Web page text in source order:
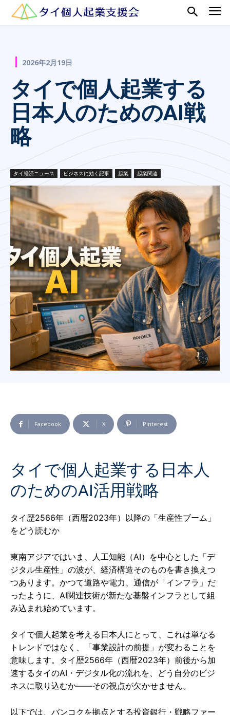
2026年2月19日
タイで個人起業する
日本人のためのAI戦
略
タイ経済ニュース ビジネスに効く記事 起業 起業関連
Facebook X Pinterest
タイで個人起業する日本人
のためのAI活用戦略
タイ歴2566年（西暦2023年）以降の「生産性ブーム」
をどう読むか
東南アジアではいま、人工知能（AI）を中心とした「デ
ジタル生産性」の波が、経済構造そのものを書き換えつ
つあります。かつて道路や電力、通信が「インフラ」だ
ったように、AI関連技術が新たな基盤インフラとして組
み込まれ始めています。
タイで個人起業を考える日本人にとって、これは単なる
トレンドではなく、「事業設計の前提」が変わることを
意味します。タイ歴2566年（西暦2023年）前後から加
速するタイのAI・デジタル化の流れを、どう自分のビジ
ネスに取り込むか——その視点が欠かせません。
以下では、バンコクを拠点とする投資銀行・戦略ファー